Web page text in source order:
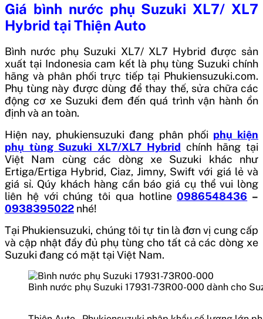
Giá bình nước phụ Suzuki XL7/ XL7
Hybrid tại Thiện Auto
Bình nước phụ Suzuki XL7/ XL7 Hybrid được sản
xuất tại Indonesia cam kết là phụ tùng Suzuki chính
hãng và phân phối trực tiếp tại Phukiensuzuki.com.
Phụ tùng này được dùng để thay thế, sửa chữa các
động cơ xe Suzuki đem đến quá trình vận hành ổn
định và an toàn.
Hiện nay, phukiensuzuki đang phân phối phụ kiện
phụ tùng Suzuki XL7/XL7 Hybrid chính hãng tại
Việt Nam cùng các dòng xe Suzuki khác như
Ertiga/Ertiga Hybrid, Ciaz, Jimny, Swift với giá lẻ và
giá sỉ. Qúy khách hàng cần báo giá cụ thể vui lòng
liên hệ với chúng tôi qua hotline0986548436 –
0938395022 nhé!
Tại Phukiensuzuki, chúng tôi tự tin là đơn vị cung cấp
và cập nhật đầy đủ phụ tùng cho tất cả các dòng xe
Suzuki đang có mặt tại Việt Nam.
Bình nước phụ Suzuki 17931-73R00-000 dành cho